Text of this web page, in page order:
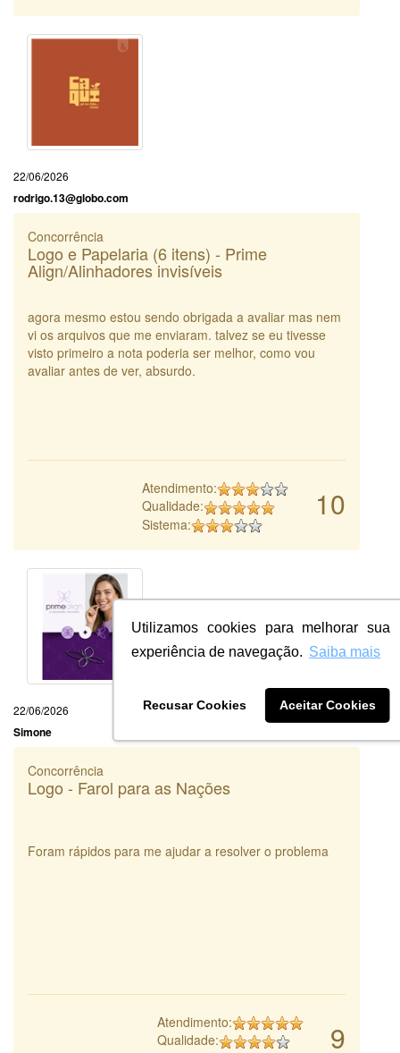
Utilizamos cookies para melhorar sua
experiência de navegação. Saiba mais
Recusar Cookies Aceitar Cookies
22/06/2026
rodrigo.13@globo.com
Concorrência
Logo e Papelaria (6 itens) - Prime
Align/Alinhadores invisíveis
agora mesmo estou sendo obrigada a avaliar mas nem
vi os arquivos que me enviaram. talvez se eu tivesse
visto primeiro a nota poderia ser melhor, como vou
avaliar antes de ver, absurdo.
10
Atendimento:
Qualidade:
Sistema:
22/06/2026
Simone
Concorrência
Logo - Farol para as Nações
Foram rápidos para me ajudar a resolver o problema
9
Atendimento:
Qualidade: